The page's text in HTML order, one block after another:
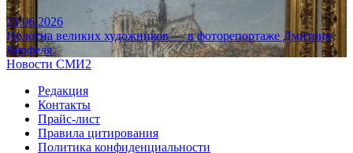
23.06.2026
Полотна великих художников — в фоторепортаже Дмитрия
Верфеля.
Новости СМИ2
Редакция
Контакты
Прайс-лист
Правила цитирования
Политика конфиденциальности